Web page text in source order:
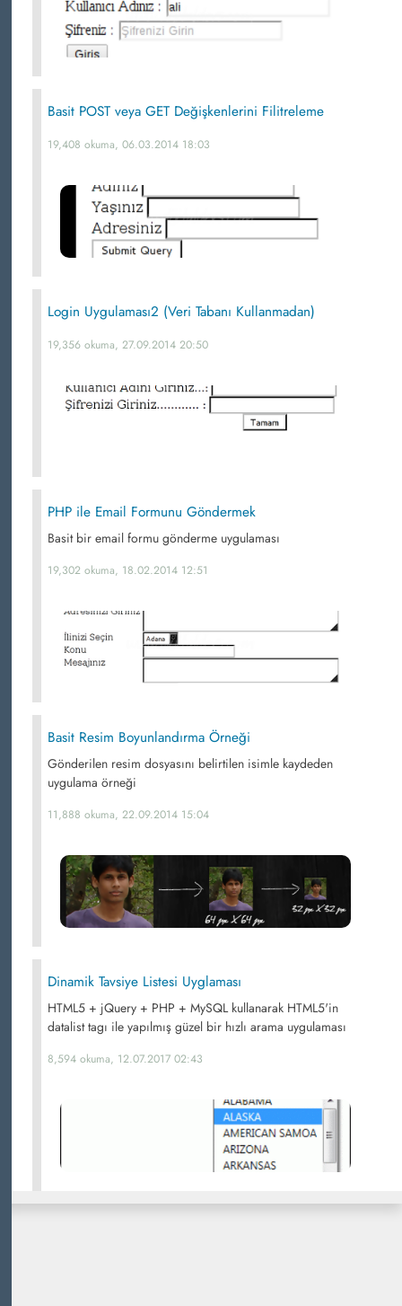
Basit POST veya GET Değişkenlerini Filitreleme
19,408 okuma, 06.03.2014 18:03
Login Uygulaması2 (Veri Tabanı Kullanmadan)
19,356 okuma, 27.09.2014 20:50
PHP ile Email Formunu Göndermek
Basit bir email formu gönderme uygulaması
19,302 okuma, 18.02.2014 12:51
Basit Resim Boyunlandırma Örneği
Gönderilen resim dosyasını belirtilen isimle kaydeden
uygulama örneği
11,888 okuma, 22.09.2014 15:04
Dinamik Tavsiye Listesi Uyglaması
HTML5 + jQuery + PHP + MySQL kullanarak HTML5'in
datalist tagı ile yapılmış güzel bir hızlı arama uygulaması
8,594 okuma, 12.07.2017 02:43